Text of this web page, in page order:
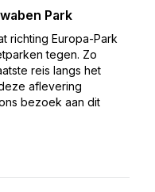
Park
richting Europa-Park
tegen. Zo
reis langs het
aflevering
bezoek aan dit